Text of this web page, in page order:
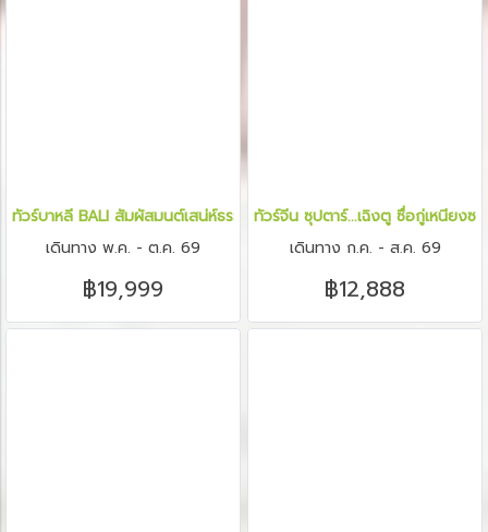
ทัวร์บาหลี BALI สัมผัสมนต์เสน่ห์ธรรมชาติ 4 วัน 3 คืน
เดินทาง พ.ค. - ต.ค. 69
฿19,999
ทัวร์จีน ซุปตาร์...เฉิงตู ซื่อกู่เหนียงซ
เดินทาง ก.ค. - ส.ค. 69
฿12,888